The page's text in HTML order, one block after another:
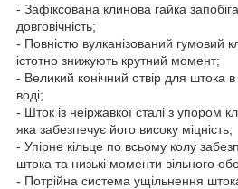
- Зафіксована клинова гайка
довговічність;
- Повністю вулканізований гумовий
істотно знижують крутний момент;
- Великий конічний отвір для штока в
воді;
- Шток із неіржавкої сталі з упором
яка забезпечує його високу міцність;
- Упірне кільце по всьому колу
штока та низькі моменти вільного
- Потрійна система ущільнення